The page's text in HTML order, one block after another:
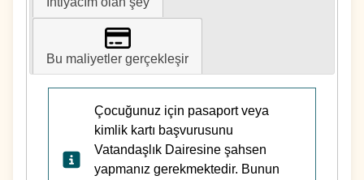
Bu maliyetler gerçekleşir
Çocuğunuz için pasaport veya
kimlik kartı başvurusunu
Vatandaşlık Dairesine şahsen
yapmanız gerekmektedir. Bunun